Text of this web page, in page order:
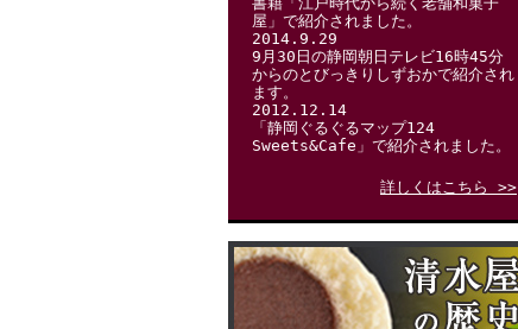
屋」で紹介されました。
2014.9.29
9月30日の静岡朝日テレビ16時45分
からのとびっきりしずおかで紹介され
ます。
2012.12.14
「静岡ぐるぐるマップ124
Sweets&Cafe」で紹介されました。
詳しくはこちら >>